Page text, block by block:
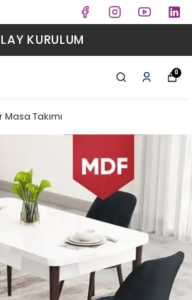
KURULUM
0
Masa Takımı